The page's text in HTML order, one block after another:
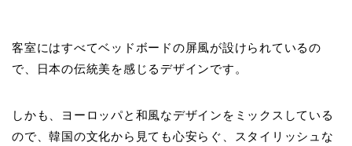
客室にはすべてベッドボードの屏風が設けられているの
で、日本の伝統美を感じるデザインです。
しかも、ヨーロッパと和風なデザインをミックスしている
ので、韓国の文化から見ても心安らぐ、スタイリッシュな